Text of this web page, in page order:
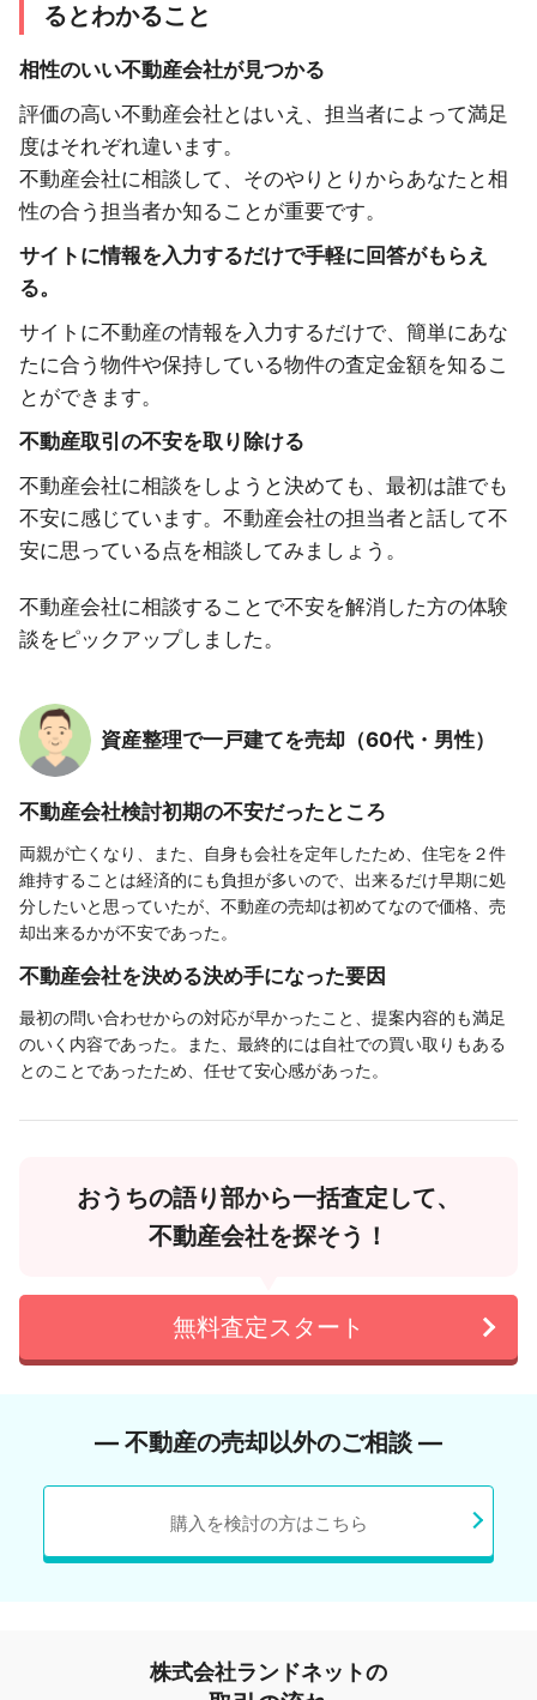
るとわかること
相性のいい不動産会社が見つかる
評価の高い不動産会社とはいえ、担当者によって満足
度はそれぞれ違います。
不動産会社に相談して、そのやりとりからあなたと相
性の合う担当者か知ることが重要です。
サイトに情報を入力するだけで手軽に回答がもらえ
る。
サイトに不動産の情報を入力するだけで、簡単にあな
たに合う物件や保持している物件の査定金額を知るこ
とができます。
不動産取引の不安を取り除ける
不動産会社に相談をしようと決めても、最初は誰でも
不安に感じています。不動産会社の担当者と話して不
安に思っている点を相談してみましょう。
不動産会社に相談することで不安を解消した方の体験
談をピックアップしました。
資産整理で一戸建てを売却（60代・男性）
不動産会社検討初期の不安だったところ
両親が亡くなり、また、自身も会社を定年したため、住宅を２件
維持することは経済的にも負担が多いので、出来るだけ早期に処
分したいと思っていたが、不動産の売却は初めてなので価格、売
却出来るかが不安であった。
不動産会社を決める決め手になった要因
最初の問い合わせからの対応が早かったこと、提案内容的も満足
のいく内容であった。また、最終的には自社での買い取りもある
とのことであったため、任せて安心感があった。
おうちの語り部から一括査定して、
不動産会社を探そう！
無料査定スタート
― 不動産の売却以外のご相談 ―
購入を検討の方はこちら
株式会社ランドネットの